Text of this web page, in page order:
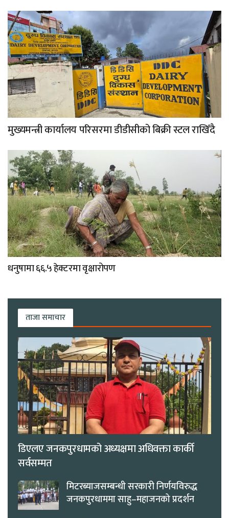
मुख्यमन्त्री कार्यालय परिसरमा डीडीसीको बिक्री स्टल राखिँदै
धनुषामा ६६.५ हेक्टरमा वृक्षारोपण
ताजा समाचार
डिएलए जनकपुरधामको अध्यक्षमा अधिवक्ता कार्की
सर्वसम्मत
मिटरब्याजसम्बन्धी सरकारी निर्णयविरुद्ध
जनकपुरधाममा साहु–महाजनको प्रदर्शन